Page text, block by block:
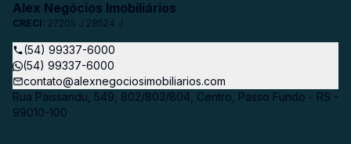
Alex Negócios Imobiliários
CRECI: 27205 J 28524 J
(54) 99337-6000
(54) 99337-6000
contato@alexnegociosimobiliarios.com
Rua Paissandu, 549, 802/803/804, Centro, Passo Fundo - RS -
99010-100